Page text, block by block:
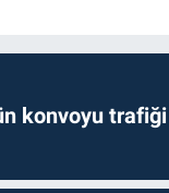
konvoyu